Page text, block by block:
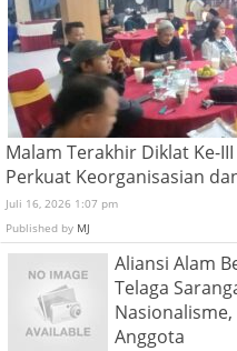
Malam Terakhir Diklat Ke-
Perkuat Keorganisasian
Juli 16, 2026 1:07 pm
Published by MJ
Aliansi Alam
Telaga
Anggota